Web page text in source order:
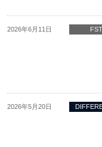
2026年6月11日 FST
2026年5月20日